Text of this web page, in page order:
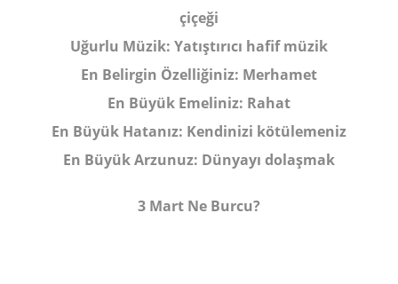
çiçeği
Uğurlu Müzik: Yatıştırıcı hafif müzik
En Belirgin Özelliğiniz: Merhamet
En Büyük Emeliniz: Rahat
En Büyük Hatanız: Kendinizi kötülemeniz
En Büyük Arzunuz: Dünyayı dolaşmak
3 Mart Ne Burcu?